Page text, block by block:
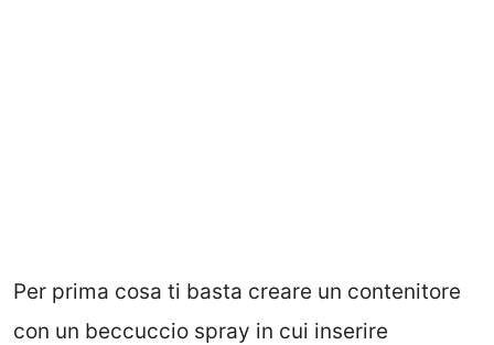
Per prima cosa ti basta creare un contenitore
con un beccuccio spray in cui inserire